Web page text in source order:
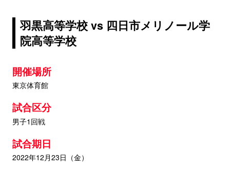
羽黒高等学校 vs 四日市メリノール学
院高等学校
開催場所
東京体育館
試合区分
男子1回戦
試合期日
2022年12月23日（金）